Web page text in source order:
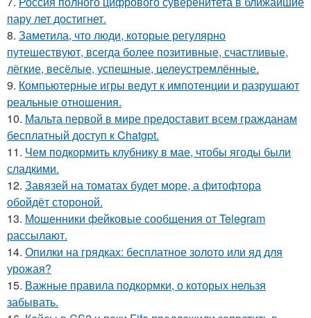
пару лет достигнет.
8. Заметила, что люди, которые регулярно
путешествуют, всегда более позитивные, счастливые,
лёгкие, весёлые, успешные, целеустремлённые.
9. Компьютерные игры ведут к импотенции и разрушают
реальные отношения.
10. Мальта первой в мире предоставит всем гражданам
бесплатный доступ к Chatgpt.
11. Чем подкормить клубнику в мае, чтобы ягоды были
сладкими.
12. Завязей на томатах будет море, а фитофтора
обойдёт стороной.
13. Мошенники фейковые сообщения от Telegram
рассылают.
14. Опилки на грядках: бесплатное золото или яд для
урожая?
15. Важные правила подкормки, о которых нельзя
забывать.